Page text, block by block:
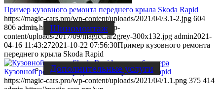
Шиномонтаж
Дополнительные услуги
Пример кузовного ремонта переднего крыла Skoda Rapid
https://magic-cars.pro/wp-content/uploads/2021/04/3.1-2.jpg 604
806 admin https://magic-cars.pro/wp-
content/uploads/2017/09/magicCar2grey-300x132.jpg admin2021-
04-16 11:43:272021-10-22 07:56:30Пример кузовного ремонта
переднего крыла Skoda Rapid
Кузовной ремонт переднего бампера Skoda Rapid
https://magic-cars.pro/wp-content/uploads/2021/04/1.1.png 375 414